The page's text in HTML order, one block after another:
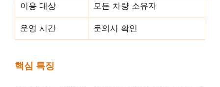
이용 대상 모든 차량 소유자
운영 시간 문의시 확인
핵심 특징